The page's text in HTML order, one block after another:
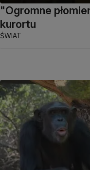
"Ogromne
kurortu
ŚWIAT